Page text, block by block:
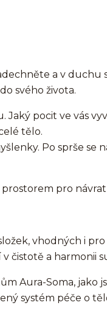
a v duchu
svého života.
pocit ve vás
tělo.
Po sprše se
pro
vhodných i
čistotě a harmonii
Aura-Soma, jako
systém péče o